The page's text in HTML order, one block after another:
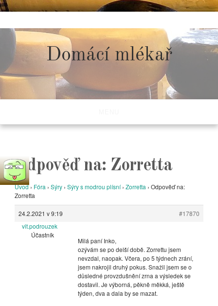
to
content
Domácí mlékař
Odpověď na: Zorretta
Úvod › Fóra › Sýry › Sýry s modrou plísní › Zorretta › Odpověď na:
Zorretta
24.2.2021 v 9:19
#17870
vit.podrouzek
Účastník
Milá paní Inko,
ozývám se po delší době. Zorrettu jsem
nevzdal, naopak. Včera, po 5 týdnech zrání,
jsem nakrojil druhý pokus. Snažil jsem se o
důsledné provzdušnění zrna a výsledek se
dostavil. Je výborná, pěkně měkká, ještě
týden, dva a dala by se mazat.